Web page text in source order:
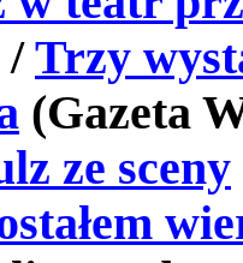
/Trzy
(Gazeta
ze sceny